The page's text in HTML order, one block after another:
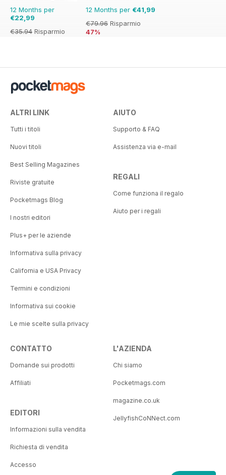
12 Months per
€22,99
€35.94 Risparmio
12 Months per €41,99
€79.96 Risparmio
47%
ALTRI LINK
Tutti i titoli
Nuovi titoli
Best Selling Magazines
Riviste gratuite
Pocketmags Blog
I nostri editori
Plus+ per le aziende
Informativa sulla privacy
California e USA Privacy
Termini e condizioni
Informativa sui cookie
Le mie scelte sulla privacy
AIUTO
Supporto & FAQ
Assistenza via e-mail
REGALI
Come funziona il regalo
Aiuto per i regali
CONTATTO
Domande sui prodotti
Affiliati
EDITORI
Informazioni sulla vendita
Richiesta di vendita
Accesso
L'AZIENDA
Chi siamo
Pocketmags.com
magazine.co.uk
JellyfishCoNNect.com